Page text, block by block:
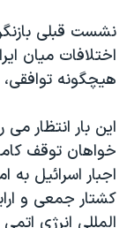
اختلافات ميان
هيچگونه توافقی،
اين بار انتظار
خواهان توقف
اجبار اسرائيل
کشتار جمعی و
المللی انرژی